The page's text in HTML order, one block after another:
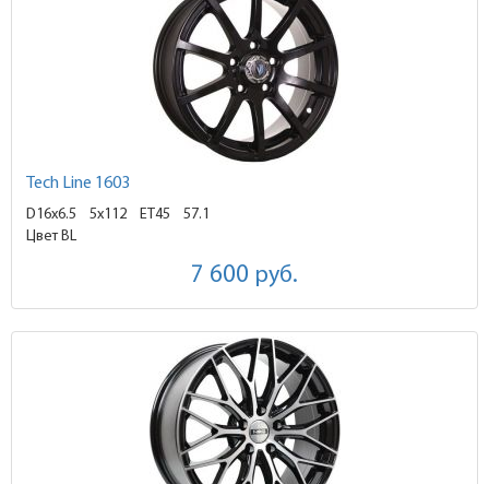
Tech Line 1603
D16x6.5 5x112 ET45
57.1
Цвет BL
7 600 руб.